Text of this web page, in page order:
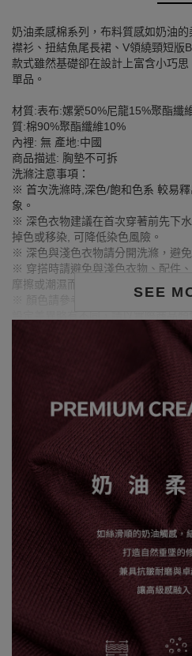
SEE
奶油柔感棉系列，布料質感如奶油
襟衫、扭結魚尾長裙、V領繞頸短版
款式雖然基礎卻在設計上富含小巧
單品。
材質:表布:嫘縈50%尼龍15%聚酯纖
質:棉90%聚酯纖維10%
內裡: 無 產地:中國
商品描述: 胸墊不可拆
洗滌注意事項：
※ 首次洗滌時,深色/飽和色系 較易
象。
※ 深色衣物建議在首次穿著前先下
掉色或移染, 可降低染色風險。
※ 深色與淺色衣物請分開洗滌，避
※ 穿搭時請避免與淺色衣物、配件
摩擦或潮濕而導致染色。
※ 顏色請參考單品圖片較為接近，
腰圍Waist：60cm／臀圍hips：90cm
試穿報告：模特兒穿著S號